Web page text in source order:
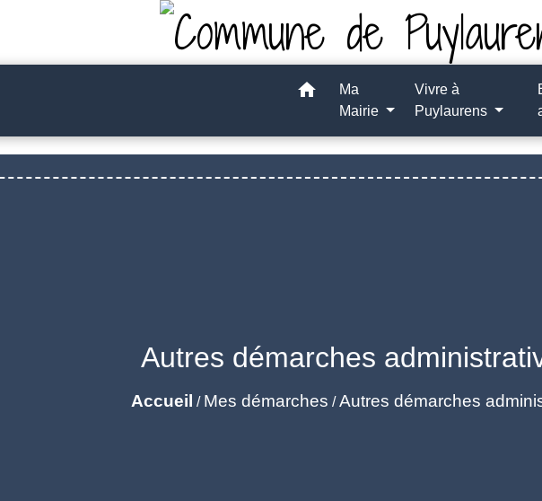
home
Ma
Mairie
Vivre à
Puylaurens
Autres démarches
Accueil / Mes démarches /Autres démarches